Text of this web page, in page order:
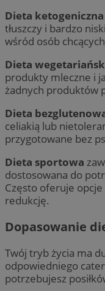
Dieta ketogeniczna
tłuszczy i bardzo
wśród osób
Dieta
produkty mleczne i
żadnych produktów
Dieta
celiakią lub
przygotowane bez
Dieta sportowa
dostosowana do
Często oferuje
redukcję.
Dopasowanie
Twój tryb życia ma
odpowiedniego
potrzebujesz